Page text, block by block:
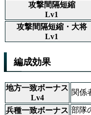
攻撃間隔短縮
Lv1
攻撃間隔短縮・大将
Lv1
編成効果
地方一致ボーナス
Lv4
関係
兵種一致ボーナス 部隊